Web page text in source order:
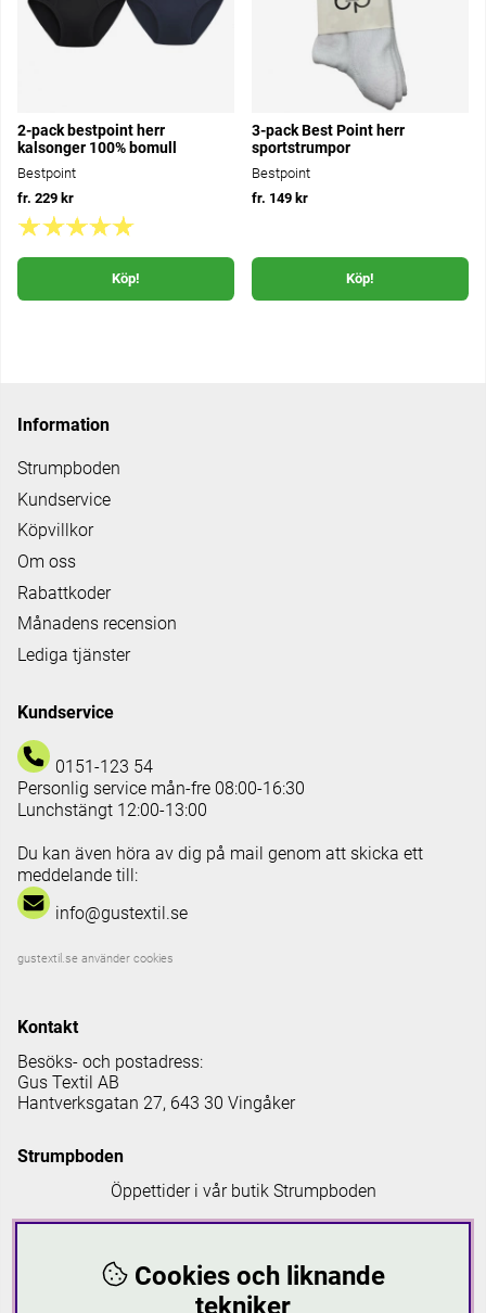
2-pack bestpoint herr
kalsonger 100% bomull
Bestpoint
fr. 229 kr
Köp!
3-pack Best Point herr
sportstrumpor
Bestpoint
fr. 149 kr
Köp!
Information
Strumpboden
Kundservice
Köpvillkor
Om oss
Rabattkoder
Månadens recension
Lediga tjänster
Kundservice
0151-123 54
Personlig service mån-fre 08:00-16:30
Lunchstängt 12:00-13:00
Du kan även höra av dig på mail genom att skicka ett
meddelande till:
info@gustextil.se
gustextil.se använder cookies
Kontakt
Besöks- och postadress:
Gus Textil AB
Hantverksgatan 27, 643 30 Vingåker
Strumpboden
Öppettider i vår butik Strumpboden
Onsdag: 08 - 16.30
Torsdag: 08 - 18
Cookies och liknande
tekniker